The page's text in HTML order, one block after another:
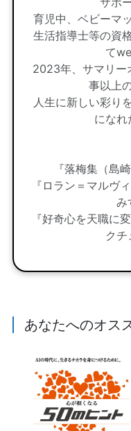
育児中、ベビーマ
生活指導士等の資
て
2023年、サマリー
事以上
人生に新しい彩り
になれ
『落梅集（島
『ロラン＝マルヴ
み
『好奇心を天職に
クチ
あなたへのオス